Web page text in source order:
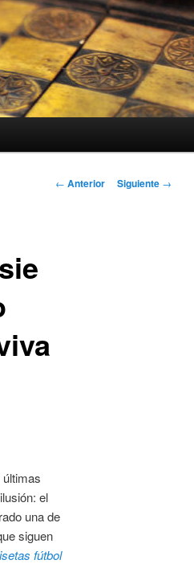
Navegación
← Anterior Siguiente →
el
una de
siguen
fútbol